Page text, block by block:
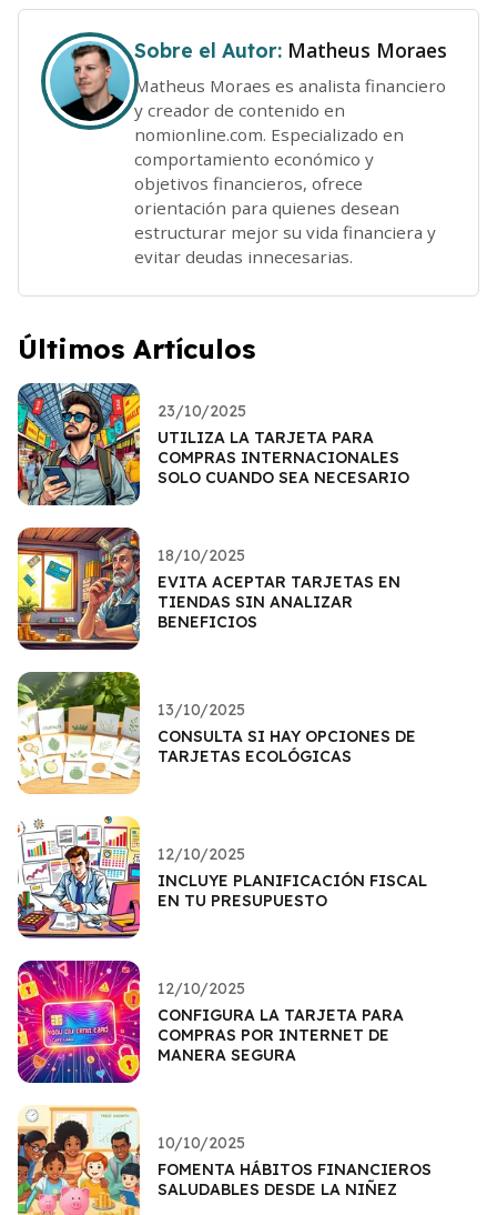
Sobre el Autor: Matheus Moraes
Matheus Moraes es analista financiero
y creador de contenido en
nomionline.com. Especializado en
comportamiento económico y
objetivos financieros, ofrece
orientación para quienes desean
estructurar mejor su vida financiera y
evitar deudas innecesarias.
Últimos Artículos
23/10/2025
UTILIZA LA TARJETA PARA
COMPRAS INTERNACIONALES
SOLO CUANDO SEA NECESARIO
18/10/2025
EVITA ACEPTAR TARJETAS EN
TIENDAS SIN ANALIZAR
BENEFICIOS
13/10/2025
CONSULTA SI HAY OPCIONES DE
TARJETAS ECOLÓGICAS
12/10/2025
INCLUYE PLANIFICACIÓN FISCAL
EN TU PRESUPUESTO
12/10/2025
CONFIGURA LA TARJETA PARA
COMPRAS POR INTERNET DE
MANERA SEGURA
10/10/2025
FOMENTA HÁBITOS FINANCIEROS
SALUDABLES DESDE LA NIÑEZ